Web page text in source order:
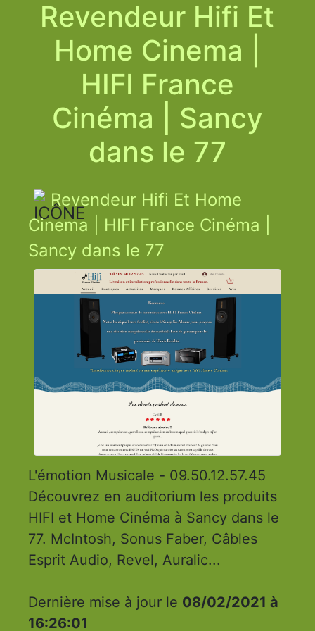
Revendeur Hifi Et
Home Cinema |
HIFI France
Cinéma | Sancy
dans le 77
Revendeur Hifi Et Home
Cinema | HIFI France Cinéma |
Sancy dans le 77
L'émotion Musicale - 09.50.12.57.45
Découvrez en auditorium les produits
HIFI et Home Cinéma à Sancy dans le
77. McIntosh, Sonus Faber, Câbles
Esprit Audio, Revel, Auralic...
Dernière mise à jour le 08/02/2021 à
16:26:01